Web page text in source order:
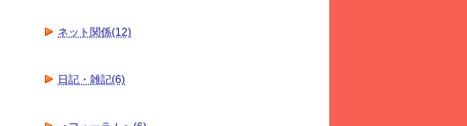
ネット関係(12)
日記・雑記(6)